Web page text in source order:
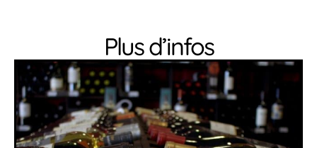
Plus d’infos